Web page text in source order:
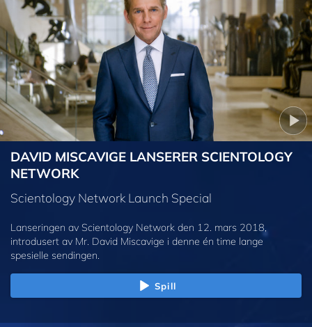
DAVID MISCAVIGE LANSERER SCIENTOLOGY
NETWORK
Scientology Network Launch Special
Lanseringen av Scientology Network den 12. mars 2018,
introdusert av Mr. David Miscavige i denne én time lange
spesielle sendingen.
Spill